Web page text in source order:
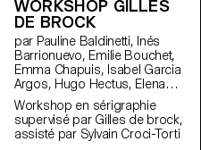
WORKSHOP GILLES
DE BROCK
par Pauline Baldinetti, Inés
Barrionuevo, Emilie Bouchet,
Emma Chapuis, Isabel Garcia
Argos, Hugo Hectus, Elena
Najdovski, Julie Neuhaus, Thaïs
Nguyen Huu, Lynne Nougou,
Laetitia Paroz, Guillaume Pavia,
Ares Pedroli, Amanda Puna,
Workshop en sérigraphie
supervisé par Gilles de brock,
assisté par Sylvain Croci-Torti